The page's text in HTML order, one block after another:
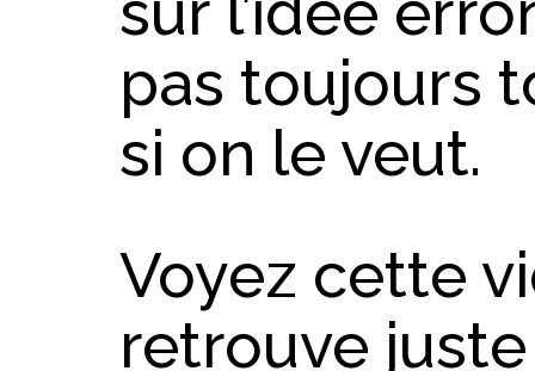
pas toujours
si on le veut.
Voyez cette
retrouve